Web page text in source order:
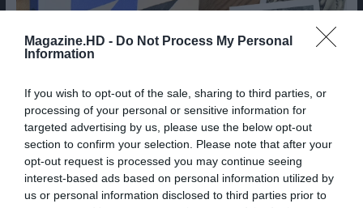
Magazine.HD - Do Not Process My Personal
Information
If you wish to opt-out of the sale, sharing to third parties, or
processing of your personal or sensitive information for
targeted advertising by us, please use the below opt-out
section to confirm your selection. Please note that after your
opt-out request is processed you may continue seeing
interest-based ads based on personal information utilized by
us or personal information disclosed to third parties prior to